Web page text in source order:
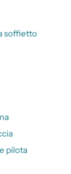
soffietto
pilota